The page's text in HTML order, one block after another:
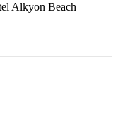
Alkyon Beach